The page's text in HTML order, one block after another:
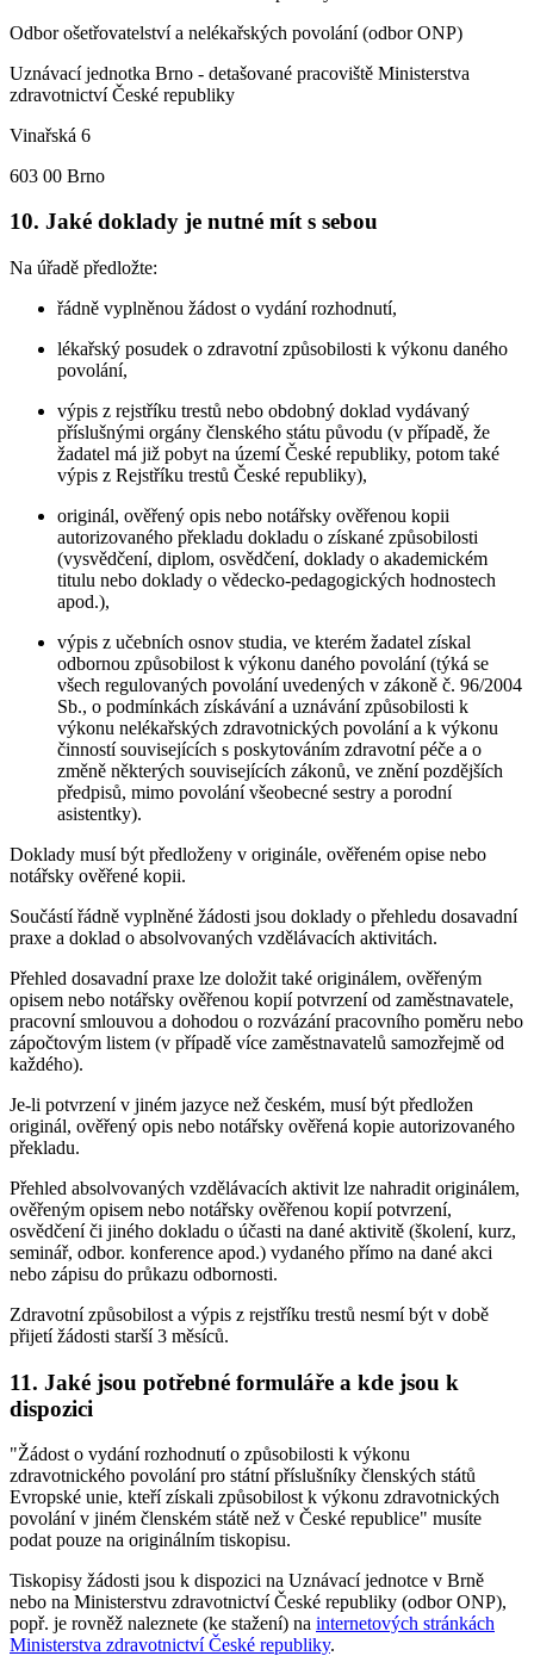
Odbor ošetřovatelství a nelékařských povolání (odbor ONP)
Uznávací jednotka Brno - detašované pracoviště Ministerstva
zdravotnictví České republiky
Vinařská 6
603 00 Brno
10. Jaké doklady je nutné mít s sebou
Na úřadě předložte:
řádně vyplněnou žádost o vydání rozhodnutí,
lékařský posudek o zdravotní způsobilosti k výkonu daného
povolání,
výpis z rejstříku trestů nebo obdobný doklad vydávaný
příslušnými orgány členského státu původu (v případě, že
žadatel má již pobyt na území České republiky, potom také
výpis z Rejstříku trestů České republiky),
originál, ověřený opis nebo notářsky ověřenou kopii
autorizovaného překladu dokladu o získané způsobilosti
(vysvědčení, diplom, osvědčení, doklady o akademickém
titulu nebo doklady o vědecko-pedagogických hodnostech
apod.),
výpis z učebních osnov studia, ve kterém žadatel získal
odbornou způsobilost k výkonu daného povolání (týká se
všech regulovaných povolání uvedených v zákoně č. 96/2004
Sb., o podmínkách získávání a uznávání způsobilosti k
výkonu nelékařských zdravotnických povolání a k výkonu
činností souvisejících s poskytováním zdravotní péče a o
změně některých souvisejících zákonů, ve znění pozdějších
předpisů, mimo povolání všeobecné sestry a porodní
asistentky).
Doklady musí být předloženy v originále, ověřeném opise nebo
notářsky ověřené kopii.
Součástí řádně vyplněné žádosti jsou doklady o přehledu dosavadní
praxe a doklad o absolvovaných vzdělávacích aktivitách.
Přehled dosavadní praxe lze doložit také originálem, ověřeným
opisem nebo notářsky ověřenou kopií potvrzení od zaměstnavatele,
pracovní smlouvou a dohodou o rozvázání pracovního poměru nebo
zápočtovým listem (v případě více zaměstnavatelů samozřejmě od
každého).
Je-li potvrzení v jiném jazyce než českém, musí být předložen
originál, ověřený opis nebo notářsky ověřená kopie autorizovaného
překladu.
Přehled absolvovaných vzdělávacích aktivit lze nahradit originálem,
ověřeným opisem nebo notářsky ověřenou kopií potvrzení,
osvědčení či jiného dokladu o účasti na dané aktivitě (školení, kurz,
seminář, odbor. konference apod.) vydaného přímo na dané akci
nebo zápisu do průkazu odbornosti.
Zdravotní způsobilost a výpis z rejstříku trestů nesmí být v době
přijetí žádosti starší 3 měsíců.
11. Jaké jsou potřebné formuláře a kde jsou k
dispozici
"Žádost o vydání rozhodnutí o způsobilosti k výkonu
zdravotnického povolání pro státní příslušníky členských států
Evropské unie, kteří získali způsobilost k výkonu zdravotnických
povolání v jiném členském státě než v České republice" musíte
podat pouze na originálním tiskopisu.
Tiskopisy žádosti jsou k dispozici na Uznávací jednotce v Brně
nebo na Ministerstvu zdravotnictví České republiky (odbor ONP),
popř. je rovněž naleznete (ke stažení) na internetových stránkách
Ministerstva zdravotnictví České republiky.